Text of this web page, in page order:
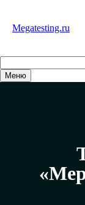
содержимому
Megatesting.ru
Меню